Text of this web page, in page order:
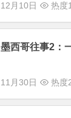
12月10日 热度
墨西哥往事2：
11月30日 热度